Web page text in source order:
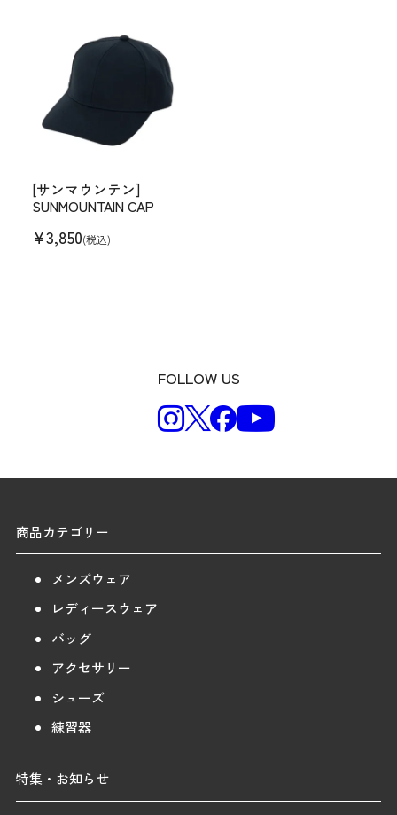
[サンマウンテン]
SUNMOUNTAIN CAP
¥3,850(税込)
FOLLOW US
商品カテゴリー
メンズウェア
レディースウェア
バッグ
アクセサリー
シューズ
練習器
特集・お知らせ